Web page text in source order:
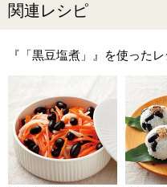
関連レシピ
『「黒豆塩煮」』を使った